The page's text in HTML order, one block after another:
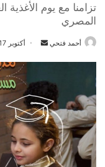
تزامنا مع يوم الأغذية
المصري
أحمد فتحي
أرسل
إلكترونيا
أكتوبر 17, 2024